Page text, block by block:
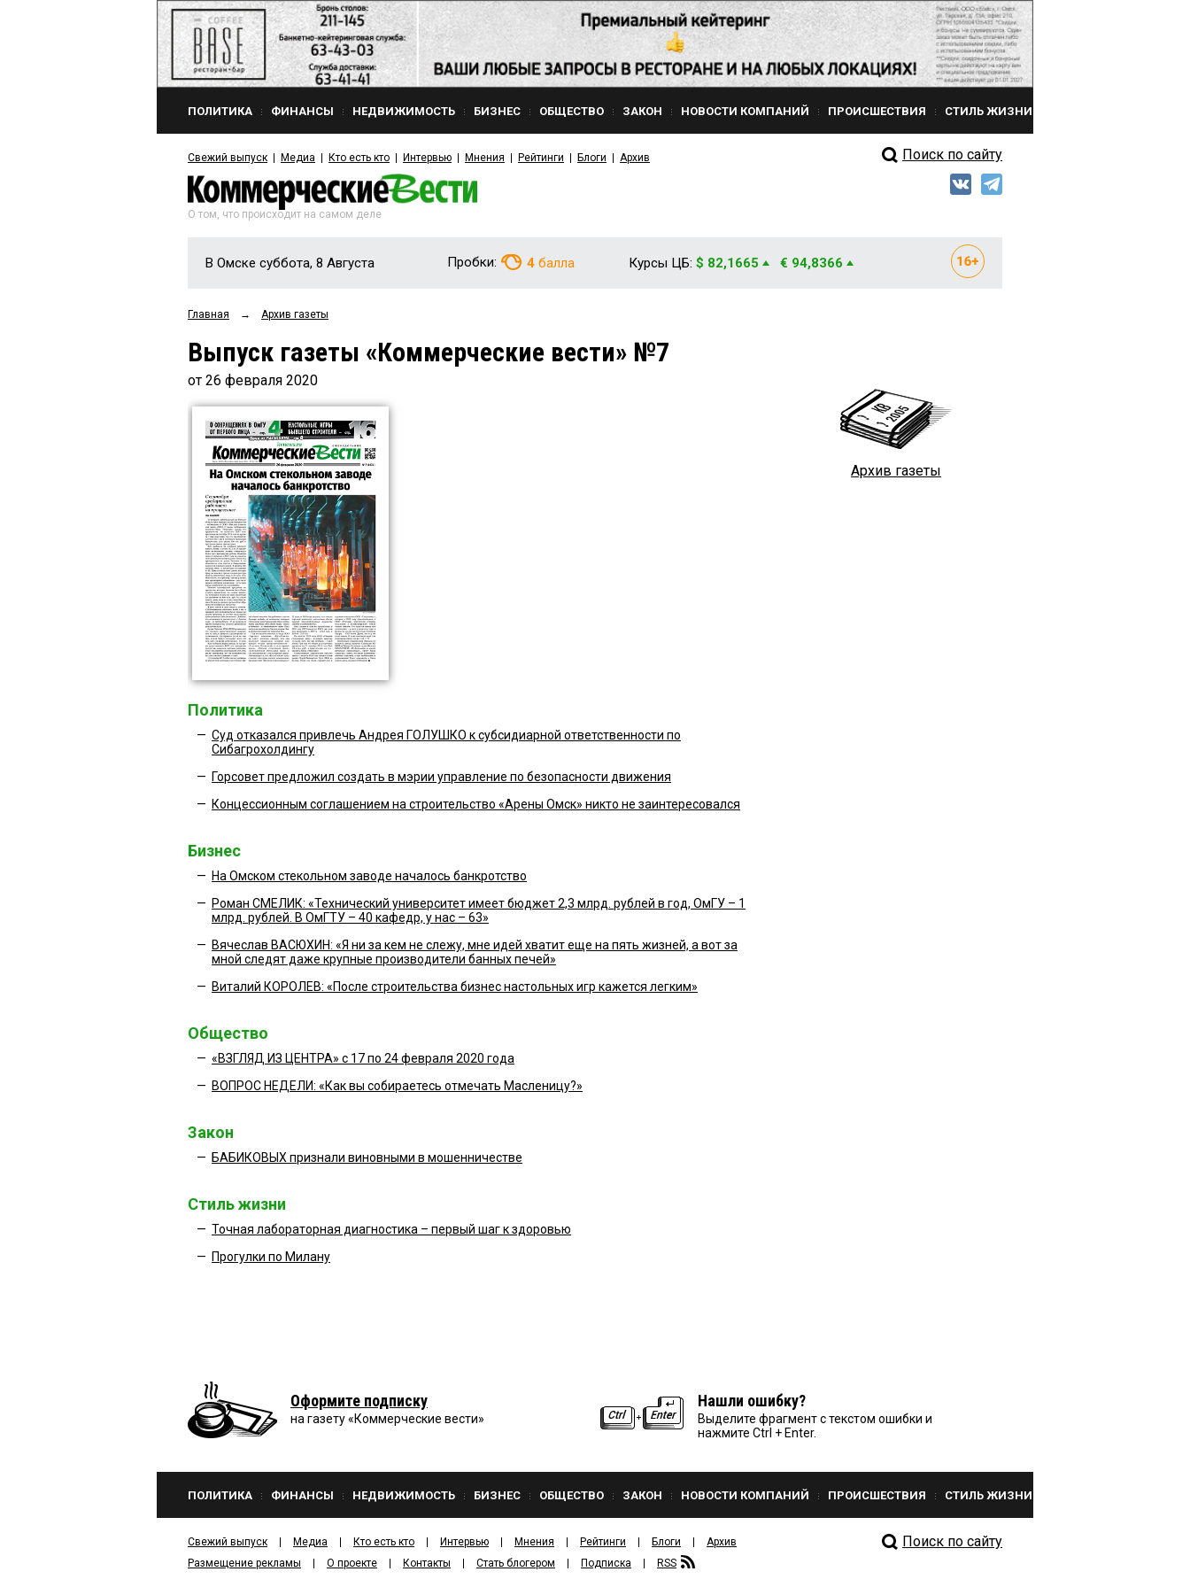
ПОЛИТИКА ФИНАНСЫ НЕДВИЖИМОСТЬ БИЗНЕС ОБЩЕСТВО ЗАКОН НОВОСТИ КОМПАНИЙ ПРОИСШЕСТВИЯ СТИЛЬ ЖИЗНИ
Свежий выпуск Медиа Кто есть кто Интервью Мнения Рейтинги Блоги Архив Поиск по сайту
О том, что происходит на самом деле
В Омске суббота, 8 Августа Пробки: 4 балла Курсы ЦБ: $ 82,1665 € 94,8366
Главная → Архив газеты
Выпуск газеты «Коммерческие вести» №7
от 26 февраля 2020
Политика
— Суд отказался привлечь Андрея ГОЛУШКО к субсидиарной ответственности по
Сибагрохолдингу
— Горсовет предложил создать в мэрии управление по безопасности движения
— Концессионным соглашением на строительство «Арены Омск» никто не заинтересовался
Бизнес
— На Омском стекольном заводе началось банкротство
— Роман СМЕЛИК: «Технический университет имеет бюджет 2,3 млрд. рублей в год, ОмГУ – 1
млрд. рублей. В ОмГТУ – 40 кафедр, у нас – 63»
— Вячеслав ВАСЮХИН: «Я ни за кем не слежу, мне идей хватит еще на пять жизней, а вот за
мной следят даже крупные производители банных печей»
— Виталий КОРОЛЕВ: «После строительства бизнес настольных игр кажется легким»
Общество
— «ВЗГЛЯД ИЗ ЦЕНТРА» с 17 по 24 февраля 2020 года
— ВОПРОС НЕДЕЛИ: «Как вы собираетесь отмечать Масленицу?»
Закон
— БАБИКОВЫХ признали виновными в мошенничестве
Стиль жизни
— Точная лабораторная диагностика – первый шаг к здоровью
— Прогулки по Милану
Архив газеты
Оформите подписку
на газету «Коммерческие вести»
Нашли ошибку?
Выделите фрагмент с текстом ошибки и
нажмите Ctrl + Enter.
ПОЛИТИКА ФИНАНСЫ НЕДВИЖИМОСТЬ БИЗНЕС ОБЩЕСТВО ЗАКОН НОВОСТИ КОМПАНИЙ ПРОИСШЕСТВИЯ СТИЛЬ ЖИЗНИ
Свежий выпуск Медиа Кто есть кто Интервью Мнения Рейтинги Блоги
Архив
Размещение рекламы
О проекте Контакты Стать блогером Подписка RSS
Поиск по сайту